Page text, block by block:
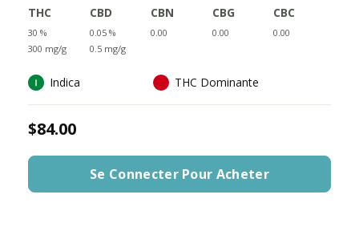
THC
30 %
300 mg/g
CBD
0.05 %
0.5 mg/g
CBN
0.00
CBG
0.00
CBC
0.00
Indica THC Dominante
$84.00
Se Connecter Pour Acheter